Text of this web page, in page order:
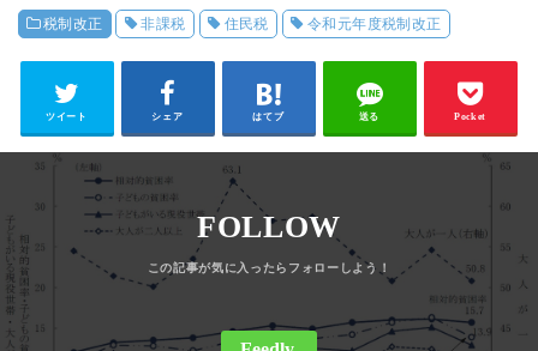
税制改正 非課税 住民税 令和元年度税制改正
ツイート シェア はてブ 送る Pocket
FOLLOW